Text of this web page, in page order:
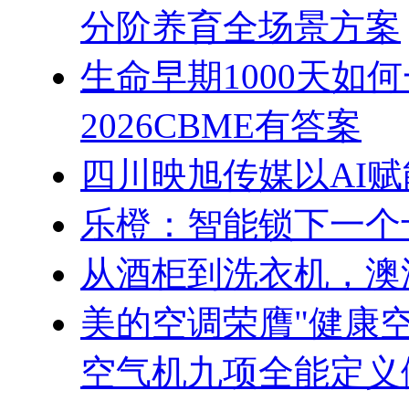
分阶养育全场景方案
生命早期1000天如
2026CBME有答案
四川映旭传媒以AI
乐橙：智能锁下一
从酒柜到洗衣机，
美的空调荣膺"健康
空气机九项全能定